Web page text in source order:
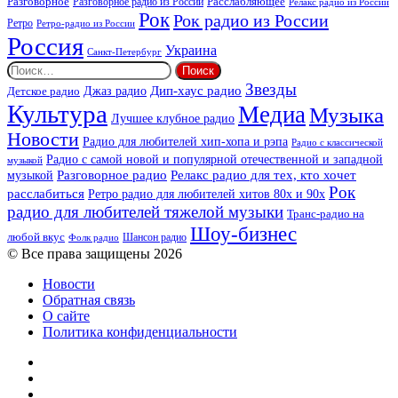
Ретро Ретро-радио из России РокРок радио из России
Россия Санкт-Петербург Украина
Найти:
Детское радио Джаз радио Дип-хаус радио Звезды
Культура Лучшее клубное радио МедиаМузыка
Новости Радио для любителей хип-хопа и рэпа Радио с классической
музыкой Радио с самой новой и популярной отечественной и западной
музыкой Разговорное радио Релакс радио для тех, кто хочет
расслабиться Ретро радио для любителей хитов 80х и 90х Рок
радио для любителей тяжелой музыки Транс-радио на
любой вкус Фолк радио Шансон радио Шоу-бизнес
© Все права защищены 2026
Новости
Обратная связь
О сайте
Политика конфиденциальности